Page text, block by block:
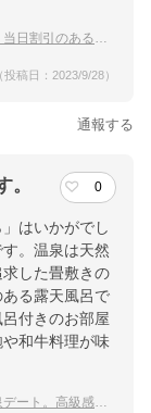
あるおすすめ温泉宿
稿日：2023/9/28）
通報する
0
はいかがでし
。温泉は天然
した畳敷きの
る露天風呂で
付きのお部屋
和牛料理が味
風呂付客室のある宿は？